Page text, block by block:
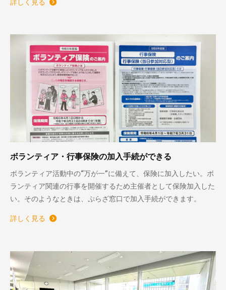
詳しく見る
ボランティア・行事保険の加入手続ができる
ボランティア活動中の“万が一”に備えて、保険に加入したい。ボ
ランティア関連の行事を開催するため主催者として保険加入した
い。そのようなときは、ぷらざ窓口で加入手続ができます。
詳しく見る